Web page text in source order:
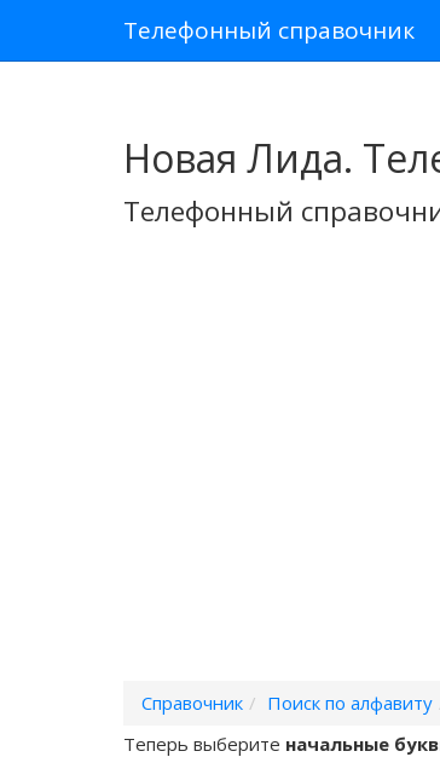
Телефонный справочник
Новая Лида.
Телефонный
Справочник Поиск по алфавиту
Теперь выберите начальные